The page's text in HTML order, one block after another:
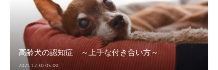
高齢犬の認知症 ～上手な付き合い方～
2021.12.30 05:00